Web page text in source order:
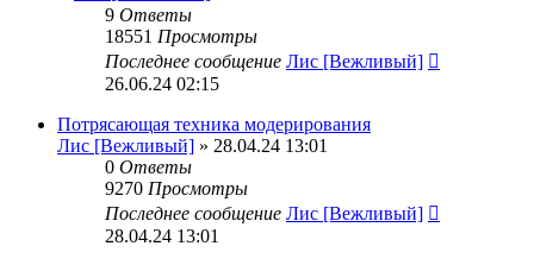
9 Ответы
18551 Просмотры
Последнее сообщение Лис [Вежливый]
26.06.24 02:15
Потрясающая техника модерирования
Лис [Вежливый] » 28.04.24 13:01
0 Ответы
9270 Просмотры
Последнее сообщение Лис [Вежливый]
28.04.24 13:01